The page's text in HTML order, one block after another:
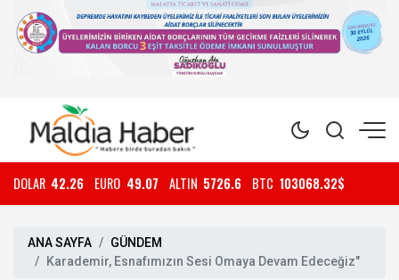
DOLAR 42.26 EURO 49.07 ALTIN 5726.6 BTC 103068.32$
ANA SAYFA
GÜNDEM
Karademir, Esnafımızın Sesi Omaya Devam Edeceğiz"